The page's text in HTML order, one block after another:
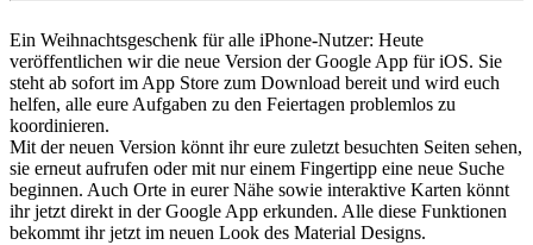
Ein Weihnachtsgeschenk für alle iPhone-Nutzer: Heute
veröffentlichen wir die neue Version der Google App für iOS. Sie
steht ab sofort im App Store zum Download bereit und wird euch
helfen, alle eure Aufgaben zu den Feiertagen problemlos zu
koordinieren.
Mit der neuen Version könnt ihr eure zuletzt besuchten Seiten sehen,
sie erneut aufrufen oder mit nur einem Fingertipp eine neue Suche
beginnen. Auch Orte in eurer Nähe sowie interaktive Karten könnt
ihr jetzt direkt in der Google App erkunden. Alle diese Funktionen
bekommt ihr jetzt im neuen Look des Material Designs.